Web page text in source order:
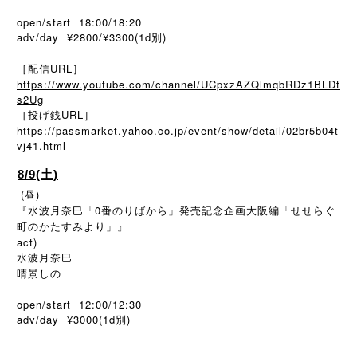
open/start 18:00/18:20
adv/day ¥2800/¥3300(1d別 )
［配信URL］
https://www.youtube.com/channel/UCpxzAZQlmqbRDz1BLDt
s2Ug
［投げ銭URL］
https://passmarket.yahoo.co.jp/event/show/detail/02br5b04t
vj41.html
8/9(土)
(昼)
『水波月奈巳「0番のりばから」発売記念企画大阪編「せせらぐ
町のかたすみより」』
act)
水波月奈巳
晴景しの
open/start 12:00/12:30
adv/day ¥3000(1d別)